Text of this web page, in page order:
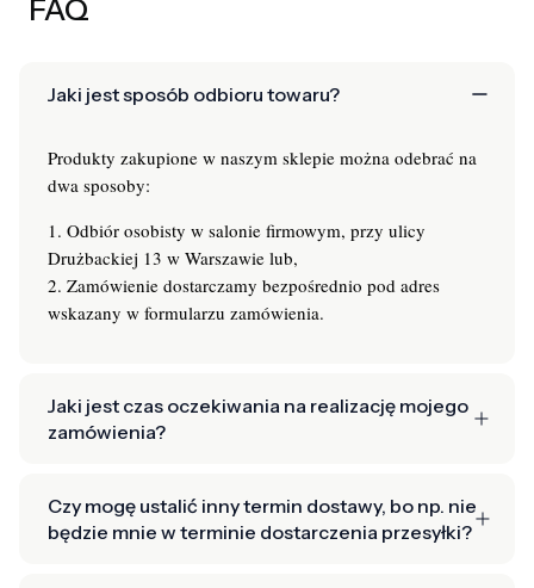
FAQ
Jaki jest sposób odbioru towaru?
Produkty zakupione w naszym sklepie można odebrać na
dwa sposoby:
1. Odbiór osobisty w salonie firmowym, przy ulicy
Drużbackiej 13 w Warszawie lub,
2. Zamówienie dostarczamy bezpośrednio pod adres
wskazany w formularzu zamówienia.
Jaki jest czas oczekiwania na realizację mojego
zamówienia?
Czy mogę ustalić inny termin dostawy, bo np. nie
będzie mnie w terminie dostarczenia przesyłki?